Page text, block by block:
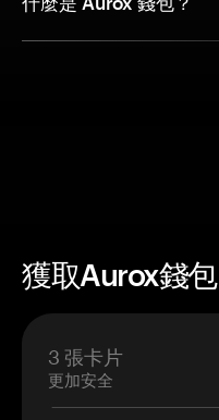
獲取Aurox錢包
3 張卡片
更加安全